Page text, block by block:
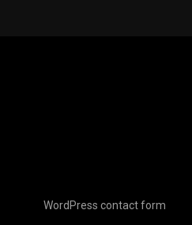
WordPress contact form